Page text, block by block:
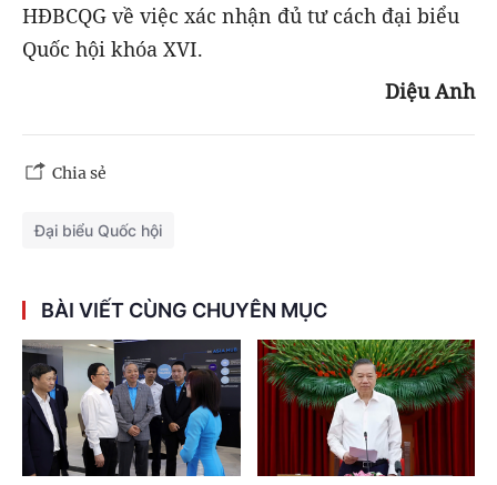
HĐBCQG về việc xác nhận đủ tư cách đại biểu
Quốc hội khóa XVI.
Diệu Anh
Chia sẻ
Đại biểu Quốc hội
BÀI VIẾT CÙNG CHUYÊN MỤC